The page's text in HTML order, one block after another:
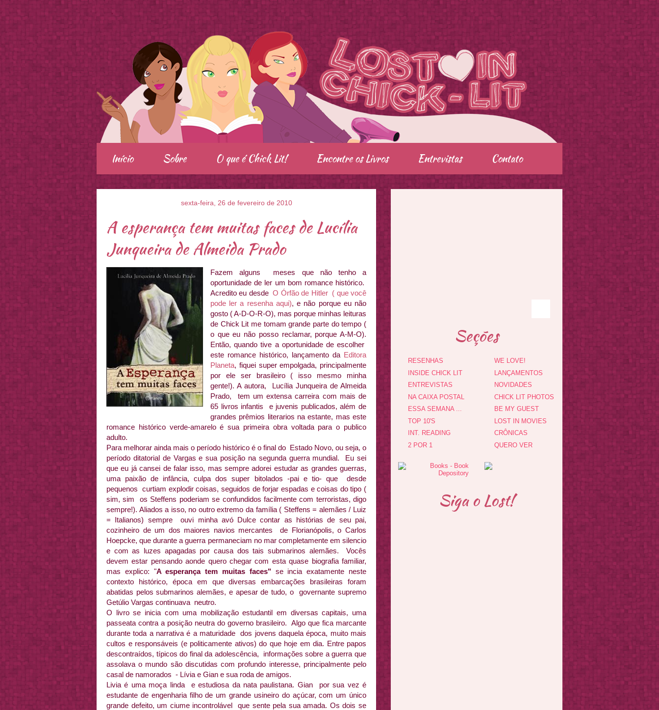
.
Início Sobre O que é Chick Lit! Encontre os Livros Entrevistas Contato
sexta-feira, 26 de fevereiro de 2010
A esperança tem muitas faces de Lucília
Junqueira de Almeida Prado
Fazem alguns meses que não tenho a
oportunidade de ler um bom romance histórico.
Acredito eu desdeO Órfão de Hitler ( que você
pode ler a resenha aqui), e não porque eu não
gosto ( A-D-O-R-O), mas porque minhas leituras
de Chick Lit me tomam grande parte do tempo (
o que eu não posso reclamar, porque A-M-O).
Então, quando tive a oportunidade de escolher
este romance histórico, lançamento da Editora
Planeta, fiquei super empolgada, principalmente
por ele ser brasileiro ( isso mesmo minha
gente!). A autora, Lucília Junqueira de Almeida
Prado, tem um extensa carreira com mais de
65 livros infantis e juvenis publicados, além de
grandes prêmios literarios na estante, mas este
romance histórico verde-amarelo é sua primeira obra voltada para o publico
adulto.
Para melhorar ainda mais o período histórico é o final do Estado Novo, ou seja, o
período ditatorial de Vargas e sua posição na segunda guerra mundial. Eu sei
que eu já cansei de falar isso, mas sempre adorei estudar as grandes guerras,
uma paixão de infância, culpa dos super bitolados -pai e tio- que desde
pequenos curtiam explodir coisas, seguidos de forjar espadas e coisas do tipo (
sim, sim os Steffens poderiam se confundidos facilmente com terroristas, digo
sempre!). Aliados a isso, no outro extremo da família ( Steffens = alemães / Luiz
= Italianos) sempre ouvi minha avó Dulce contar as histórias de seu pai,
cozinheiro de um dos maiores navios mercantes de Florianópolis, o Carlos
Hoepcke, que durante a guerra permaneciam no mar completamente em silencio
e com as luzes apagadas por causa dos tais submarinos alemães. Vocês
devem estar pensando aonde quero chegar com esta quase biografia familiar,
mas explico: "A esperança tem muitas faces"se incia exatamente neste
contexto histórico, época em que diversas embarcações brasileiras foram
abatidas pelos submarinos alemães, e apesar de tudo, o governante supremo
Getúlio Vargas continuava neutro.
O livro se inicia com uma mobilização estudantil em diversas capitais, uma
passeata contra a posição neutra do governo brasileiro. Algo que fica marcante
durante toda a narrativa é a maturidade dos jovens daquela época, muito mais
cultos e responsáveis (e politicamente ativos) do que hoje em dia. Entre papos
descontraídos, típicos do final da adolescência, informações sobre a guerra que
assolava o mundo são discutidas com profundo interesse, principalmente pelo
casal de namorados - Lívia e Gian e sua roda de amigos.
Livia é uma moça linda e estudiosa da nata paulistana. Gian por sua vez é
estudante de engenharia filho de um grande usineiro do açúcar, com um único
grande defeito, um ciume incontrolável que sente pela sua amada. Os dois se
Seções
RESENHAS
INSIDE CHICK LIT
ENTREVISTAS
NA CAIXA POSTAL
ESSA SEMANA ...
TOP 10'S
INT. READING
2 POR 1
WE LOVE!
LANÇAMENTOS
NOVIDADES
CHICK LIT PHOTOS
BE MY GUEST
LOST IN MOVIES
CRÔNICAS
QUERO VER
Siga o Lost!